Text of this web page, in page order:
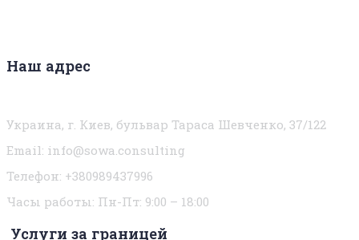
Наш адрес
Украина, г. Киев, бульвар Тараса Шевченко, 37/122
Email: info@sowa.consulting
Телефон: +380989437996
Часы работы: Пн-Пт: 9:00 – 18:00
Услуги за границей